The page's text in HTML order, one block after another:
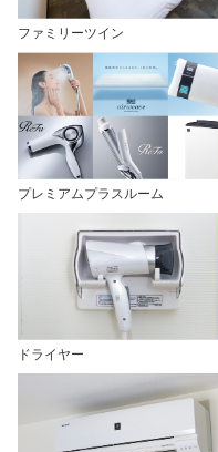
ファミリーツイン
プレミアムプラスルーム
ドライヤー